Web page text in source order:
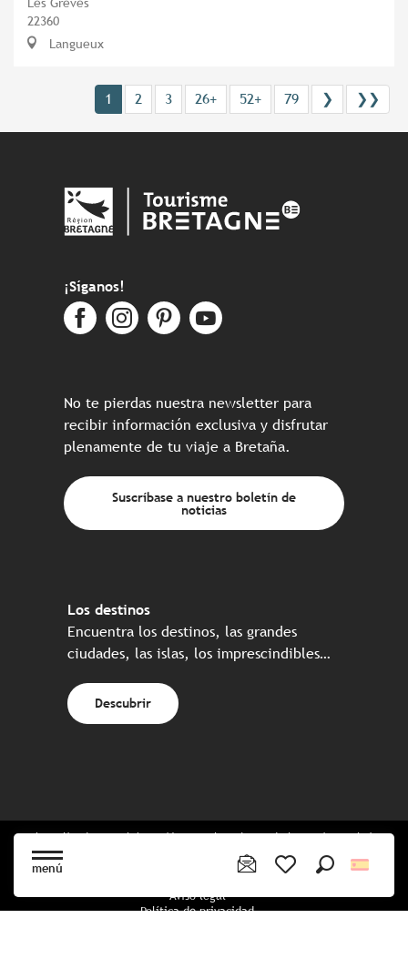
menú
22360
Langueux
1 2 3 26+ 52+ 79 ❯ ❯❯
¡Síganos!
No te pierdas nuestra newsletter para
recibir información exclusiva y disfrutar
plenamente de tu viaje a Bretaña.
Suscríbase a nuestro boletín de
noticias
Los destinos
Encuentra los destinos, las grandes
ciudades, las islas, los imprescindibles…
Descubrir
Web realizada en colaboración con el conjunto de los socios turísticos
Aviso legal
Política de privacidad